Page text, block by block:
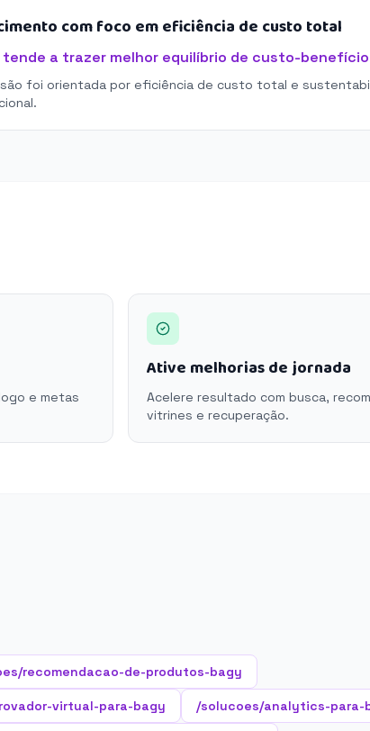
com foco em eficiência de custo total
tende a trazer melhor equilíbrio de custo-
foi orientada por eficiência de custo total e
e metas
Ative melhorias de jornada
Acelere resultado com busca,
vitrines e recuperação.
recomendacao-de-produtos-bagy
virtual-para-bagy /solucoes/analytics-para-